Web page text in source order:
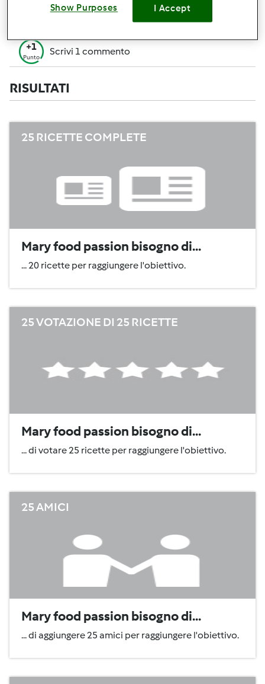
+1
Punto
Scrivi 1 commento
RISULTATI
25 RICETTE COMPLETE
Mary food passion bisogno di...
... 20 ricette per raggiungere l'obiettivo.
25 VOTAZIONE DI 25 RICETTE
Mary food passion bisogno di...
... di votare 25 ricette per raggiungere l'obiettivo.
25 AMICI
Mary food passion bisogno di...
... di aggiungere 25 amici per raggiungere l'obiettivo.
Show Purposes I Accept